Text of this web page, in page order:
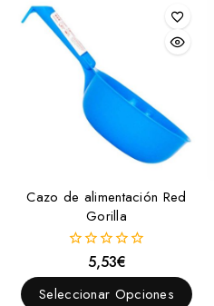
Cazo de alimentación Red
Gorilla
fuera
de
5,53€
Seleccionar Opciones